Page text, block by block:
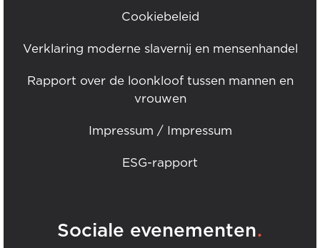
Cookiebeleid
Verklaring moderne slavernij en mensenhandel
Rapport over de loonkloof tussen mannen en
vrouwen
Impressum / Impressum
ESG-rapport
Sociale evenementen.